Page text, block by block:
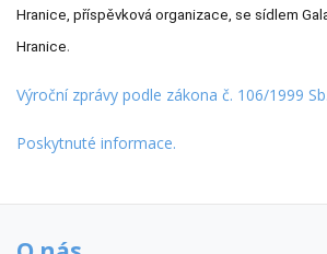
Hranice, příspěvková organizace, se sídlem
Hranice.
Výroční zprávy podle zákona č. 106/1999 Sb.
Poskytnuté informace.